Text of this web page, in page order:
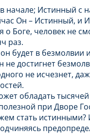
начале; Истинный с
Он – Истинный, и
о Боге, человек не
раз.
будет в безмолвии
не достигнет
не исчезнет,
обладать
при Дворе
стать